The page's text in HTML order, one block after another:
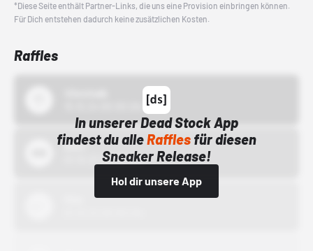
*Diese Seite enthält Partner-Links, die uns eine Provision einbringen können.
Für Dich entstehen dadurch keine zusätzlichen Kosten.
Raffles
In unserer Dead Stock App
findest du alleRafflesfür diesen
Sneaker Release!
Hol dir unsere App
Bstn
01.10.22 00:00 Uhr